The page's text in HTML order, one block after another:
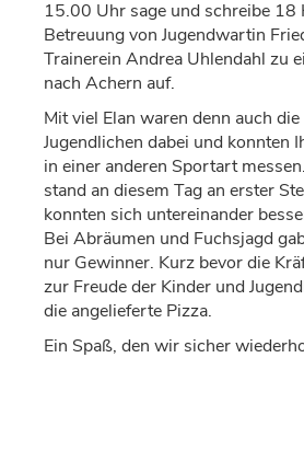
15.00 Uhr sage und schreibe 18
Betreuung von Jugendwartin
Trainerein Andrea Uhlendahl zu
nach Achern auf.
Mit viel Elan waren denn auch
Jugendlichen dabei und konnten
in einer anderen Sportart
stand an diesem Tag an erster
konnten sich untereinander
Bei Abräumen und Fuchsjagd
nur Gewinner. Kurz bevor die
zur Freude der Kinder und
die angelieferte Pizza.
Ein Spaß, den wir sicher